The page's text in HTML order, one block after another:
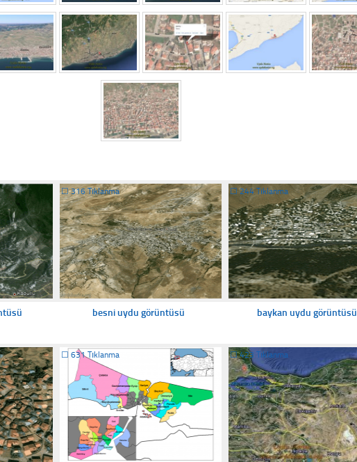
☐316 Tıklanma
besni uydu görüntüsü
☐244 Tıklanma
baykan uydu görüntüsü
☐ 631 Tıklanma ☐423 Tıklanma